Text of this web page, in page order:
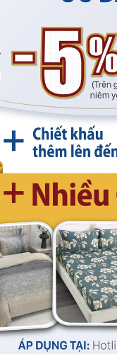
Bàn Rossy
Bàn Sofa Alma